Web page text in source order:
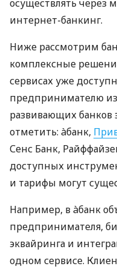
осуществлять через
интернет-банкинг.
Ниже рассмотрим
комплексные
сервисах уже
предпринимателю
развивающих банков
отметить: àбанк,
Сенс Банк,
доступных
и тарифы могут
Например, в àбанк
предпринимателя,
эквайринга и
одном сервисе.